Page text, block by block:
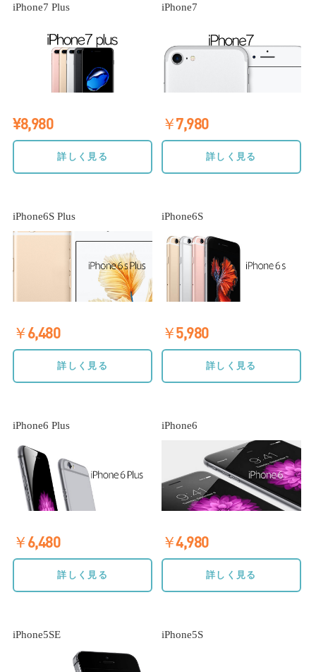
iPhone7 Plus
¥8,980
詳しく見る
iPhone7
￥7,980
詳しく見る
iPhone6S Plus
￥6,480
詳しく見る
iPhone6S
￥5,980
詳しく見る
iPhone6 Plus
￥6,480
詳しく見る
iPhone6
￥4,980
詳しく見る
iPhone5SE iPhone5S